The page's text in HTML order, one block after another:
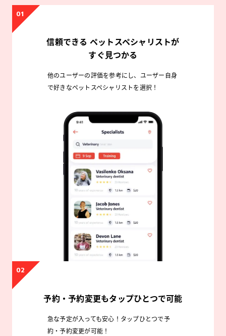
01
信頼できる ペットスペシャリストが
すぐ見つかる
他のユーザーの評価を参考にし、ユーザー自身
で好きなペットスペシャリストを選択！
02
予約・予約変更もタップひとつで可能
急な予定が入っても安心！タップひとつで予
約・予約変更が可能！